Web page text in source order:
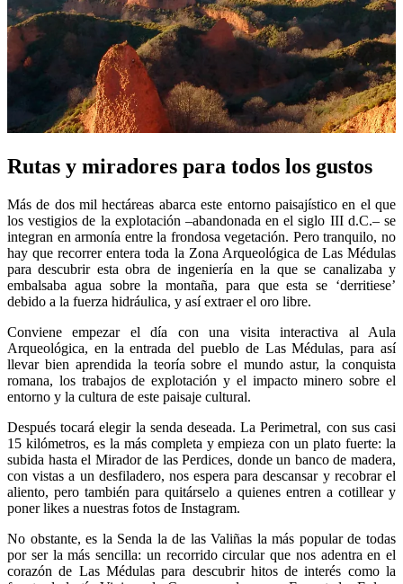
Rutas y miradores para todos los gustos
Más de dos mil hectáreas abarca este entorno paisajístico en el que
los vestigios de la explotación –abandonada en el siglo III d.C.– se
integran en armonía entre la frondosa vegetación. Pero tranquilo, no
hay que recorrer entera toda la Zona Arqueológica de Las Médulas
para descubrir esta obra de ingeniería en la que se canalizaba y
embalsaba agua sobre la montaña, para que esta se ‘derritiese’
debido a la fuerza hidráulica, y así extraer el oro libre.
Conviene empezar el día con una visita interactiva al Aula
Arqueológica, en la entrada del pueblo de Las Médulas, para así
llevar bien aprendida la teoría sobre el mundo astur, la conquista
romana, los trabajos de explotación y el impacto minero sobre el
entorno y la cultura de este paisaje cultural.
Después tocará elegir la senda deseada. La Perimetral, con sus casi
15 kilómetros, es la más completa y empieza con un plato fuerte: la
subida hasta el Mirador de las Perdices, donde un banco de madera,
con vistas a un desfiladero, nos espera para descansar y recobrar el
aliento, pero también para quitárselo a quienes entren a cotillear y
poner likes a nuestras fotos de Instagram.
No obstante, es la Senda la de las Valiñas la más popular de todas
por ser la más sencilla: un recorrido circular que nos adentra en el
corazón de Las Médulas para descubrir hitos de interés como la